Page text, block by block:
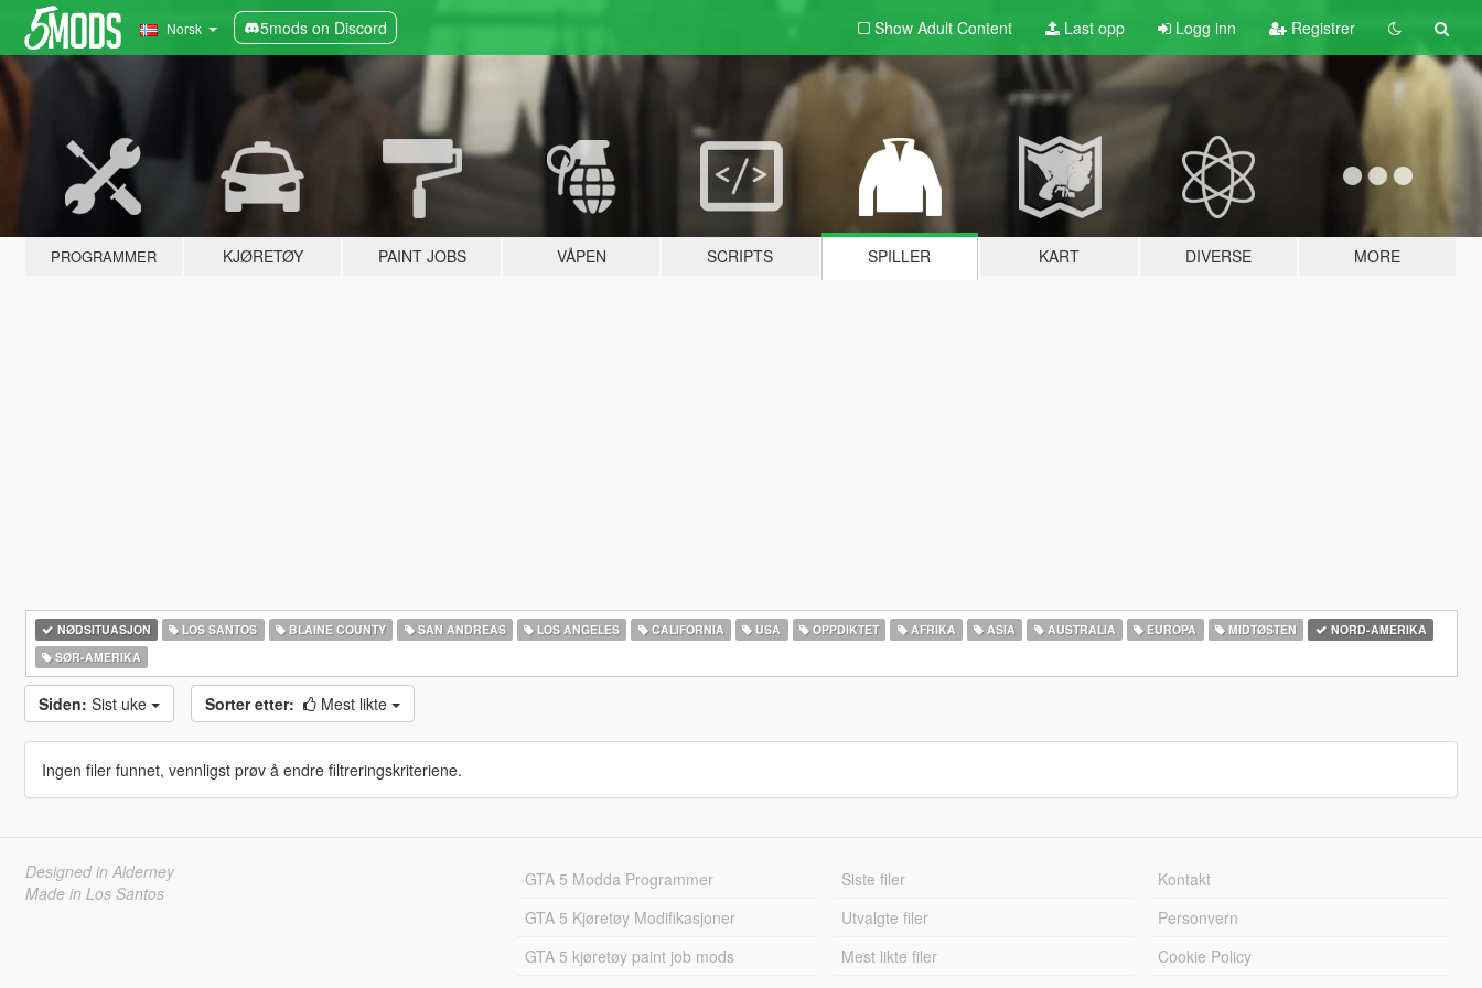
Norsk 5mods on Discord Show Adult Content Last opp Logg inn Registrer
PROGRAMMER KJØRETØY PAINT JOBS VÅPEN SCRIPTS SPILLER KART DIVERSE MORE
NØDSITUASJON LOS SANTOS BLAINE COUNTY SAN ANDREAS LOS ANGELES CALIFORNIA USA OPPDIKTET AFRIKA ASIA AUSTRALIA EUROPA MIDTØSTEN
NORD-AMERIKA‎
SØR-AMERIKA‎
Siden: Sist uke Sorter etter: Mest likte
Ingen filer funnet, vennligst prøv å endre filtreringskriteriene.
Designed in Alderney
Made in Los Santos
GTA 5 Modda Programmer
GTA 5 Kjøretøy Modifikasjoner
GTA 5 kjøretøy paint job mods
Siste filer
Utvalgte filer
Mest likte filer
Kontakt
Personvern
Cookie Policy